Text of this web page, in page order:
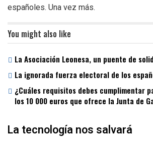
españoles. Una vez más.
You might also like
La Asociación Leonesa, un puente de
La ignorada fuerza electoral de los
¿Cuáles requisitos debes cumplimentar
los 10 000 euros que ofrece la Junta de
La tecnología nos salvará